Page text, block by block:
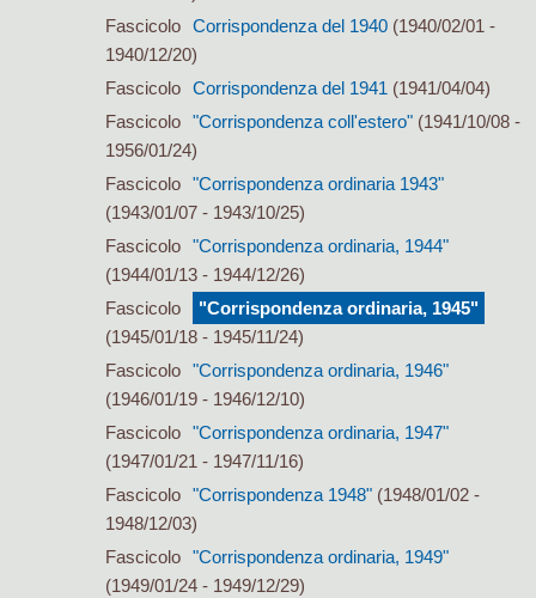
Fascicolo
Corrispondenza del 1940(1940/02/01 -
1940/12/20)
Fascicolo
Corrispondenza del 1941 (1941/04/04)
Fascicolo
"Corrispondenza coll'estero"(1941/10/08 -
1956/01/24)
Fascicolo
"Corrispondenza ordinaria 1943"
(1943/01/07 - 1943/10/25)
Fascicolo
"Corrispondenza ordinaria, 1944"
(1944/01/13 - 1944/12/26)
Fascicolo
"Corrispondenza ordinaria, 1945"
(1945/01/18 - 1945/11/24)
Fascicolo
"Corrispondenza ordinaria, 1946"
(1946/01/19 - 1946/12/10)
Fascicolo
"Corrispondenza ordinaria, 1947"
(1947/01/21 - 1947/11/16)
Fascicolo
"Corrispondenza 1948"(1948/01/02 -
1948/12/03)
Fascicolo
"Corrispondenza ordinaria, 1949"
(1949/01/24 - 1949/12/29)